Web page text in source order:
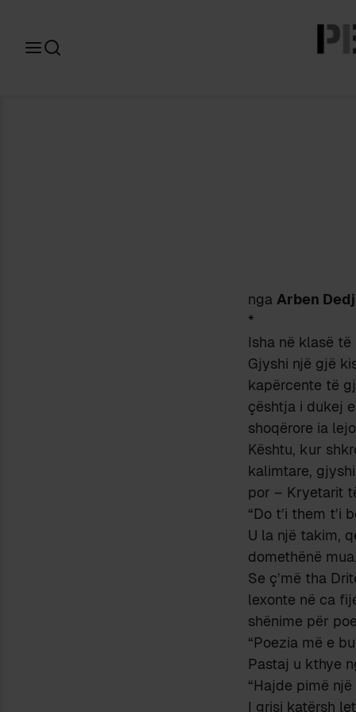
nga Arben
*
Isha në klasë të
Gjyshi një gjë
kapërcente të
çështja i dukej
shoqërore ia
Kështu, kur
kalimtare,
por – Kryetarit
“Do t’i them t’i
U la një takim,
domethënë
Se ç’më tha
lexonte në ca
shënime për
“Poezia më e
Pastaj u kthye
“Hajde pimë
I grisi katërsh